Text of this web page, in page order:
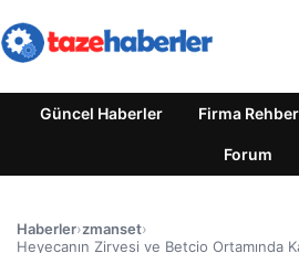
Güncel Haberler Firma
Forum
Haberler›zmanset›
Heyecanın Zirvesi ve Betcio Ortamında